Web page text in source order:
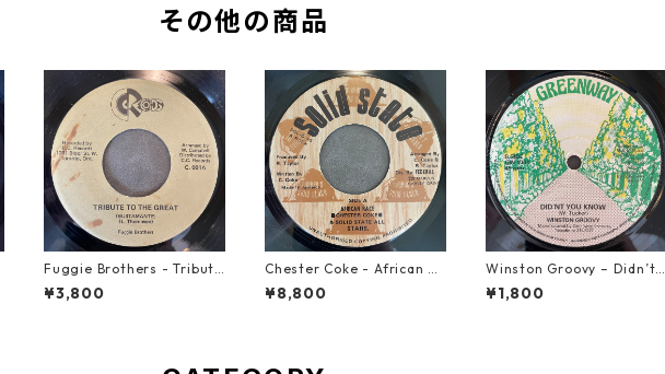
その他の商品
Fuggie Brothers - Tribute
To The Great【7-21765】
¥3,800
Chester Coke - African Ra
ce【7-21819】
¥8,800
Winston Groovy – Didn’t Y
ou Know【7-21811】
¥1,800